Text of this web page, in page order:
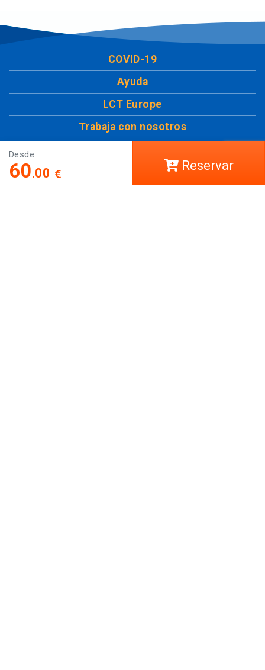
Desde
60.00
Reservar
COVID-19
Ayuda
LCT Europe
Trabaja con nosotros